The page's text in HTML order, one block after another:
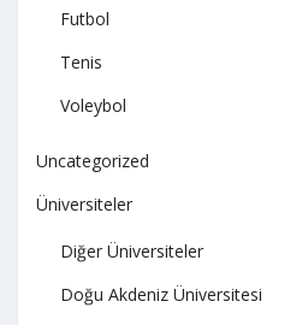
Futbol
Tenis
Voleybol
Uncategorized
Üniversiteler
Diğer Üniversiteler
Doğu Akdeniz Üniversitesi